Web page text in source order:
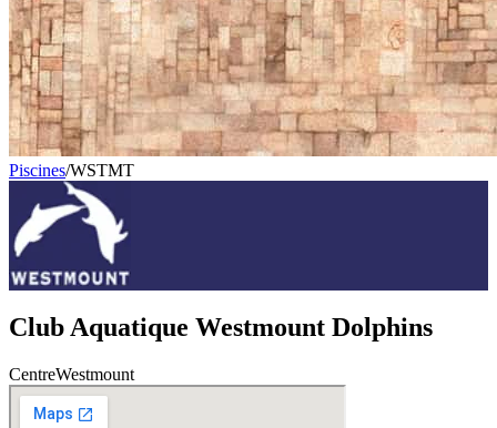
Piscines/WSTMT
Club Aquatique Westmount Dolphins
CentreWestmount